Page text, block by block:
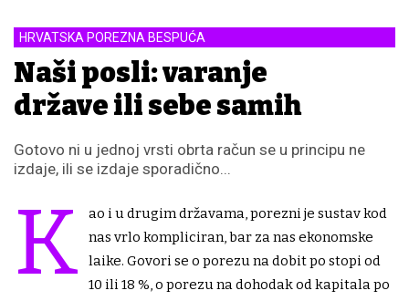
HRVATSKA POREZNA BESPUĆA
Naši posli: varanje
države ili sebe samih
Gotovo ni u jednoj vrsti obrta račun se u principu ne
izdaje, ili se izdaje sporadično...
K
ao i u drugim državama, porezni je sustav kod
nas vrlo kompliciran, bar za nas ekonomske
laike. Govori se o porezu na dobit po stopi od
10 ili 18 %, o porezu na dohodak od kapitala po